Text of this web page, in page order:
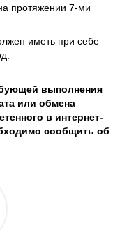
протяжении 7-ми
иметь при себе
выполнения
или обмена
в интернет-
сообщить об